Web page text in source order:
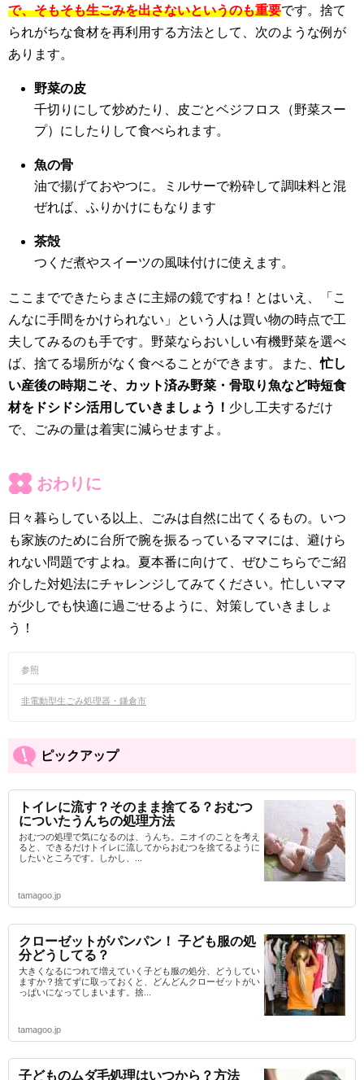
で、そもそも生ごみを出さないというのも重要です。捨て
られがちな食材を再利用する方法として、次のような例が
あります。
野菜の皮
千切りにして炒めたり、皮ごとベジフロス（野菜スー
プ）にしたりして食べられます。
魚の骨
油で揚げておやつに。ミルサーで粉砕して調味料と混
ぜれば、ふりかけにもなります
茶殻
つくだ煮やスイーツの風味付けに使えます。
ここまでできたらまさに主婦の鏡ですね！とはいえ、「こ
んなに手間をかけられない」という人は買い物の時点で工
夫してみるのも手です。野菜ならおいしい有機野菜を選べ
ば、捨てる場所がなく食べることができます。また、忙し
い産後の時期こそ、カット済み野菜・骨取り魚など時短食
材をドシドシ活用していきましょう！ 少し工夫するだけ
で、ごみの量は着実に減らせますよ。
おわりに
日々暮らしている以上、ごみは自然に出てくるもの。いつ
も家族のために台所で腕を振るっているママには、避けら
れない問題ですよね。夏本番に向けて、ぜひこちらでご紹
介した対処法にチャレンジしてみてください。忙しいママ
が少しでも快適に過ごせるように、対策していきましょ
う！
参照
非電動型生ごみ処理器・鎌倉市
ピックアップ
トイレに流す？そのまま捨てる？おむつ
についたうんちの処理方法
おむつの処理で気になるのは、うんち。ニオイのことを考え
ると、できるだけトイレに流してからおむつを捨てるように
したいところです。しかし、...
tamagoo.jp
クローゼットがパンパン！ 子ども服の処
分どうしてる？
大きくなるにつれて増えていく子ども服の処分、どうしてい
ますか？捨てずに取っておくと、どんどんクローゼットがい
っぱいになってしまいます。捨...
tamagoo.jp
子どものムダ毛処理はいつから？方法